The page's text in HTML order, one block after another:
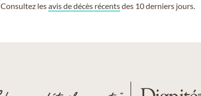
Consultez lesavis de décès récentsdes 10 derniers jours.